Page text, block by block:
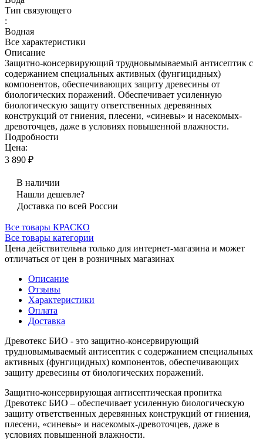
Тип связующего
:
Водная
Все характеристики
Описание
Защитно-консервирующий трудновымываемый антисептик с
содержанием специальных активных (фунгицидных)
компонентов, обеспечивающих защиту древесины от
биологических поражений. Обеспечивает усиленную
биологическую защиту ответственных деревянных
конструкций от гниения, плесени, «синевы» и насекомых-
древоточцев, даже в условиях повышенной влажности.
Подробности
Цена:
3 890 ₽
В наличии
Нашли дешевле?
Доставка по всей России
Все товары КРАСКО
Все товары категории
Цена действительна только для интернет-магазина и может
отличаться от цен в розничных магазинах
Описание
Отзывы
Характеристики
Оплата
Доставка
Древотекс БИО - это защитно-консервирующий
трудновымываемый антисептик с содержанием специальных
активных (фунгицидных) компонентов, обеспечивающих
защиту древесины от биологических поражений.
Защитно-консервирующая антисептическая пропитка
Древотекс БИО – обеспечивает усиленную биологическую
защиту ответственных деревянных конструкций от гниения,
плесени, «синевы» и насекомых-древоточцев, даже в
условиях повышенной влажности.